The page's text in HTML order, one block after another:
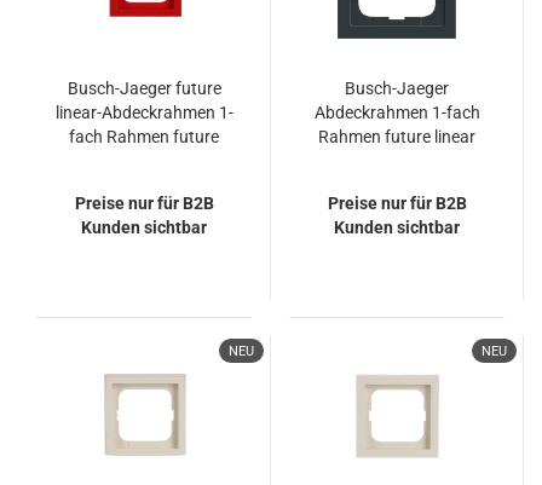
Busch-Jaeger future
linear-Abdeckrahmen 1-
fach Rahmen future
1721-12-182K-101
Preise nur für B2B
Kunden sichtbar
Busch-Jaeger
Abdeckrahmen 1-fach
Rahmen future linear
Preise nur für B2B
Kunden sichtbar
NEU NEU